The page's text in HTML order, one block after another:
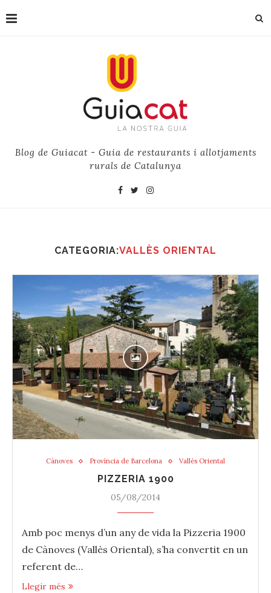
Blog de Guiacat - Guia de restaurants i allotjaments
rurals de Catalunya
CATEGORIA:VALLÈS ORIENTAL
Cànoves Província de Barcelona Vallès Oriental
PIZZERIA 1900
05/08/2014
Amb poc menys d’un any de vida la ‪‎Pizzeria‬ 1900
de ‪‎Cànoves‬ (‪‎Vallès‬ Oriental), s’ha convertit en un
referent de…
Llegir més